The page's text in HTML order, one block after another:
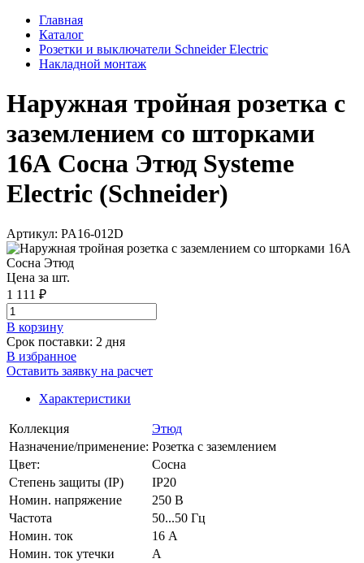
Главная
Каталог
Розетки и выключатели Schneider Electric
Накладной монтаж
Наружная тройная розетка с
заземлением со шторками
16А Сосна Этюд Systeme
Electric (Schneider)
Артикул: PA16-012D
Цена за шт.
1 111 ₽
В корзинy
Срок поставки: 2 дня
В избранное
Оставить заявку на расчет
Характеристики
Коллекция
Этюд
Назначение/применение: Розетка с заземлением
Цвет:
Сосна
Степень защиты (IP)
IP20
Номин. напряжение
250 В
Частота
50...50 Гц
Номин. ток
16 А
Номин. ток утечки
А